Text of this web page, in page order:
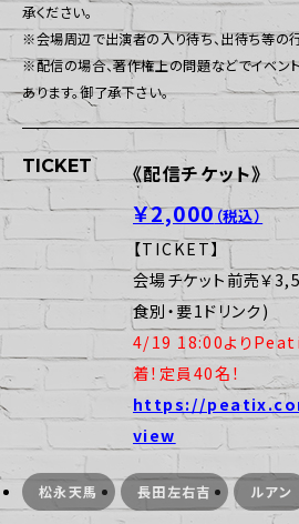
承ください。
※会場周辺で出演者の入り待ち、出待ち等の
※配信の場合、著作権上の問題などでイベン
あります。御了承下さい。
TICKET 《配信チケット》
￥2,000（税込）
【TICKET】
会場チケット前売￥
食別・要1ドリンク)
4/19 18:00より
着！定員40名！
https://
view
松永天馬 長田左右吉 ルアン